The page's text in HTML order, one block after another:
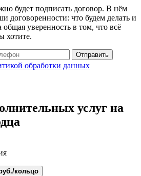
будет подписать договор. В нём
договоренности: что будем делать и
уверенность в том, что всё
хотите.
Отправить
обработки данных
услуг на
14 400 руб./кольцо